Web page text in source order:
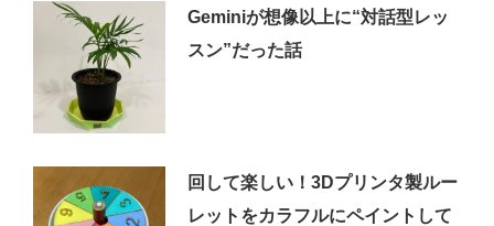
Geminiが想像以上に“対話型レッ
スン”だった話
回して楽しい！3Dプリンタ製ルー
レットをカラフルにペイントして